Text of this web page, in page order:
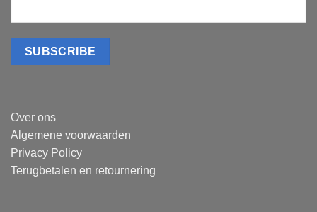
Over ons
Algemene voorwaarden
Privacy Policy
Terugbetalen en retournering